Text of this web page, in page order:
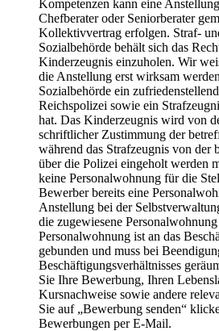
Kompetenzen kann eine
Chefberater oder Seniorberater
Kollektivvertrag erfolgen. Straf-
Sozialbehörde behält sich das
Kinderzeugnis einzuholen. Wir
die Anstellung erst wirksam
Sozialbehörde ein
Reichspolizei sowie ein
hat. Das Kinderzeugnis wird von
schriftlicher Zustimmung der
während das Strafzeugnis von der
über die Polizei eingeholt werden
keine Personalwohnung für die
Bewerber bereits eine
Anstellung bei der
die zugewiesene
Personalwohnung ist an das
gebunden und muss bei
Beschäftigungsverhältnisses
Sie Ihre Bewerbung, Ihren
Kursnachweise sowie andere
Sie auf „Bewerbung senden“
Bewerbungen per E-Mail.